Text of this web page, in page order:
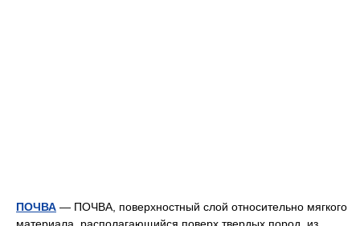
ПОЧВА — ПОЧВА, поверхностный слой относительно мягкого
материала, располагающийся поверх твердых пород, из